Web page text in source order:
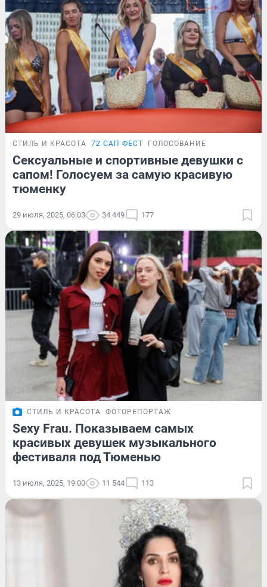
СТИЛЬ И КРАСОТА 72 САП ФЕСТ ГОЛОСОВАНИЕ
Сексуальные и спортивные девушки с
сапом! Голосуем за самую красивую
тюменку
29 июля, 2025, 06:03 34 449 177
СТИЛЬ И КРАСОТА ФОТОРЕПОРТАЖ
Sexy Frau. Показываем самых
красивых девушек музыкального
фестиваля под Тюменью
13 июля, 2025, 19:00 11 544 113